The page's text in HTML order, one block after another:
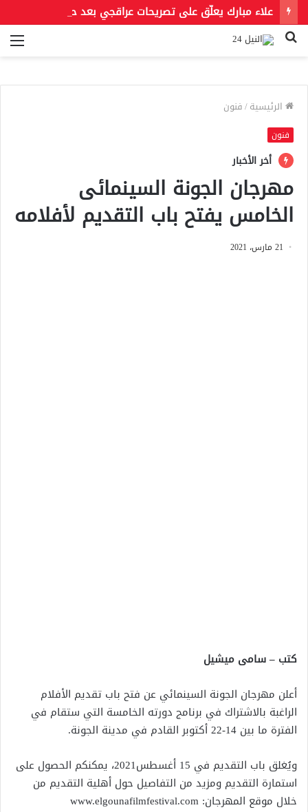
بحث
الرئيسية/فنون
فنون
أخر الأخبار
مهرجان الجونة السينمائى
الخامس يفتح باب التقديم لأفلامه
21 مارس، 2021
كتب – سامى ميشيل
أعلن مهرجان الجونة السينمائي عن فتح باب تقديم الأفلام
الراغبة بالاشتراك في برنامج دورته الخامسة التي ستقام في
الفترة ما بين 14-22 أكتوبر القادم في مدينة الجونة.
ويُغلق باب التقديم في 15 أغسطس2021، يمكنكم الحصول على
استمارة التقديم ومزيد من التفاصيل حول أهلية التقديم من
خلال موقع المهرجان: www.elgounafilmfestival.com